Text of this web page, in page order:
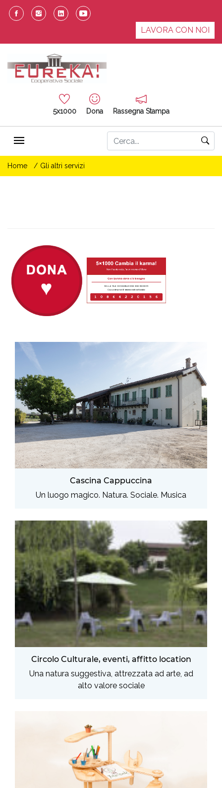
LAVORA CON NOI
5x1000 Dona Rassegna Stampa
Home Gli altri servizi
Cascina Cappuccina
Un luogo magico. Natura. Sociale. Musica
Circolo Culturale, eventi, affitto location
Una natura suggestiva, attrezzata ad arte, ad
alto valore sociale